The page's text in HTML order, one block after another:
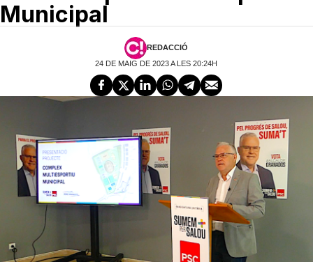
Municipal
REDACCIÓ
24 DE MAIG DE 2023 A LES 20:24H